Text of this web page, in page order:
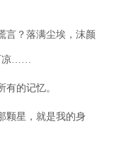
言？落满尘埃，沫颜
凉……
的记忆。
颗星，就是我的身